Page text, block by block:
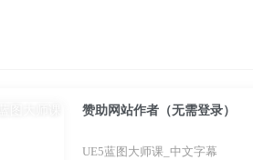
赞助网站作者（无需登录）
UE5蓝图大师课_中文字幕